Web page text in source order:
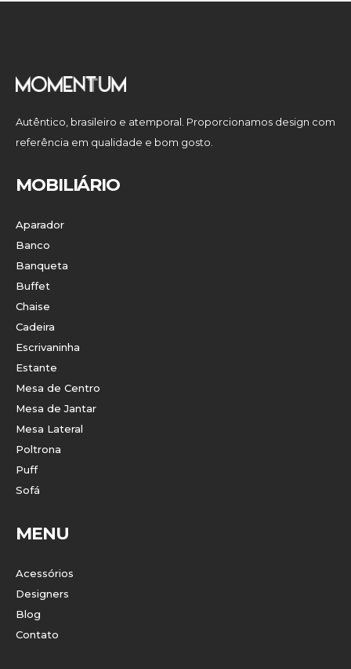
Autêntico, brasileiro e atemporal. Proporcionamos design com
referência em qualidade e bom gosto.
MOBILIÁRIO
Aparador
Banco
Banqueta
Buffet
Chaise
Cadeira
Escrivaninha
Estante
Mesa de Centro
Mesa de Jantar
Mesa Lateral
Poltrona
Puff
Sofá
MENU
Acessórios
Designers
Blog
Contato